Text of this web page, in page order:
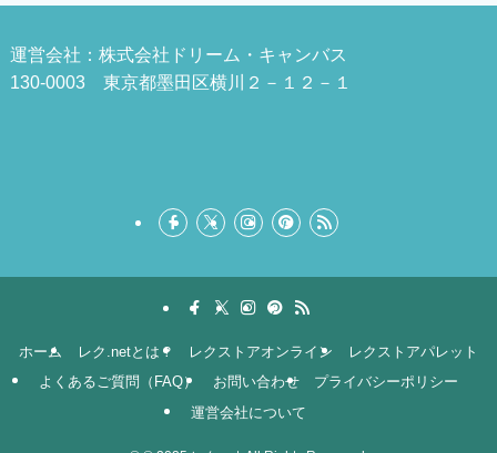
運営会社：株式会社ドリーム・キャンバス
130-0003 東京都墨田区横川２－１２－１
ホーム レク.netとは？ レクストアオンライン
レクストアパレット
よくあるご質問（FAQ）
お問い合わせ
プライバシーポリシー
運営会社について